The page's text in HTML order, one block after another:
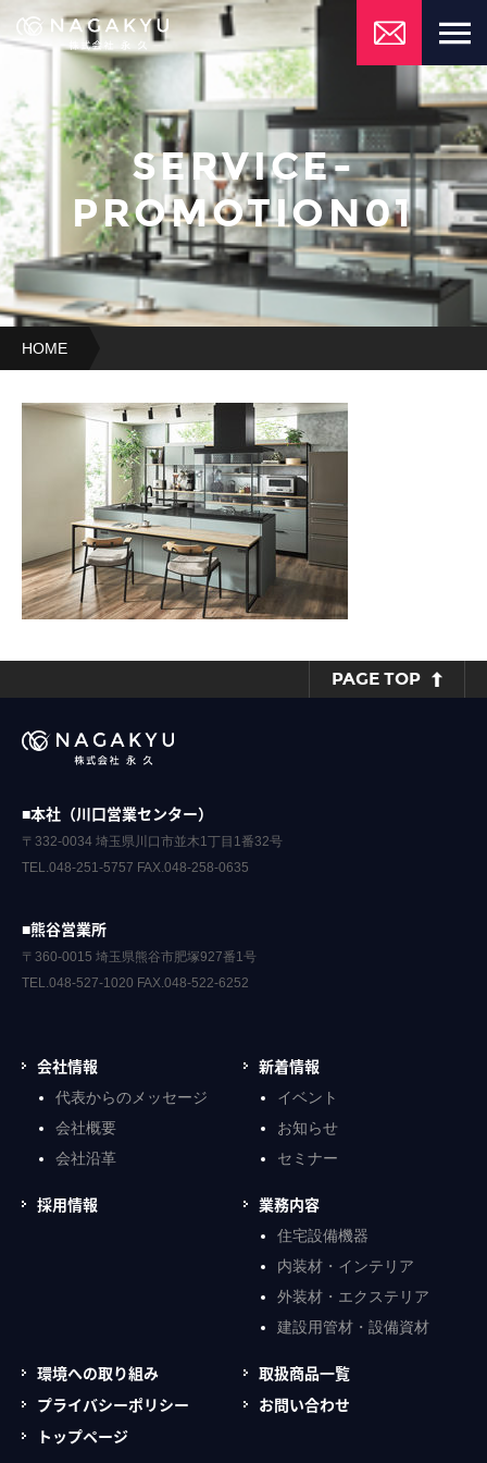
SERVICE-
PROMOTION01
HOME
PAGE TOP
■本社（川口営業センター）
〒332-0034 埼玉県川口市並木1丁目1番32号
TEL.048-251-5757 FAX.048-258-0635
■熊谷営業所
〒360-0015 埼玉県熊谷市肥塚927番1号
TEL.048-527-1020 FAX.048-522-6252
会社情報
代表からのメッセージ
会社概要
会社沿革
新着情報
イベント
お知らせ
セミナー
採用情報 業務内容
住宅設備機器
内装材・インテリア
外装材・エクステリア
建設用管材・設備資材
環境への取り組み
取扱商品一覧
プライバシーポリシー
お問い合わせ
トップページ